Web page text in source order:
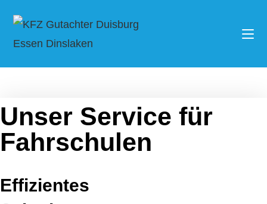
Unser Service für
Fahrschulen
Effizientes